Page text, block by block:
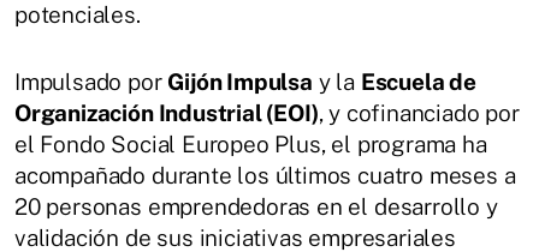
potenciales.
Impulsado por Gijón Impulsa y la Escuela de
Organización Industrial (EOI), y cofinanciado por
el Fondo Social Europeo Plus, el programa ha
acompañado durante los últimos cuatro meses a
20 personas emprendedoras en el desarrollo y
validación de sus iniciativas empresariales